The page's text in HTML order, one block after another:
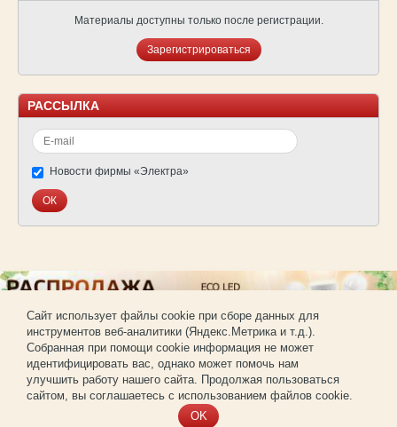
Материалы доступны только после регистрации.
Зарегистрироваться
РАССЫЛКА
Новости фирмы «Электра»
© Фирма «Электра»
Использование материалов сайта без согласования запрещено.
Создание и продвижение сайта — РА «Имиджпром»
Cайт использует файлы cookie при сборе данных для
инструментов веб-аналитики (Яндекс.Метрика и т.д.).
Собранная при помощи cookie информация не может
идентифицировать вас, однако может помочь нам
улучшить работу нашего сайта. Продолжая пользоваться
сайтом, вы соглашаетесь с использованием файлов cookie.
OK
Регистрация для покупки оптом